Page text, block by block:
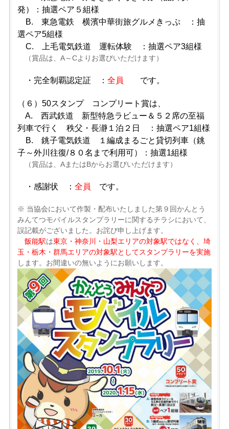
発）：抽選ペア５組様
B. 東急電鉄 横濱中華街旅グルメきっぷ ：抽
選ペア5組様
C. 上毛電気鉄道 運転体験 ：抽選ペア3組様
（賞品は、A～Cよりお選びいただけます）
・完全制覇認定証 ：全員 です。
（６）50スタンプ コンプリート賞は、
A. 西武鉄道 新型特急ラビュー＆５２席の至福
列車で行く 秩父・長瀞１泊２日 ：抽選ペア1組様
B. 銚子電気鉄道 １編成まるごと貸切列車（銚
子～外川往復/８０名まで利用可）：抽選1組様
（賞品は、AまたはBからお選びいただけます）
・感謝状 ：全員 です。
※ 当協会において作製・配布いたしました第９回かんとう
みんてつモバイルスタンプラリーに関するチラシにおいて、
誤記載がございました。お詫び申し上げます。
飯能駅は東京・神奈川・山梨エリアの対象駅ではなく、埼
玉・栃木・群馬エリアの対象駅としてスタンプラリーを実施
します。お間違いの無いようにお願いします。